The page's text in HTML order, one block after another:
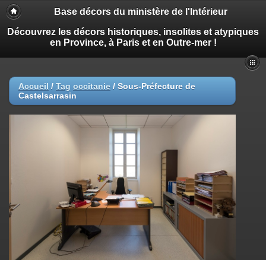
Base décors du ministère de l'Intérieur
Découvrez les décors historiques, insolites et atypiques
en Province, à Paris et en Outre-mer !
Accueil / Tag occitanie / Sous-Préfecture de
Castelsarrasin